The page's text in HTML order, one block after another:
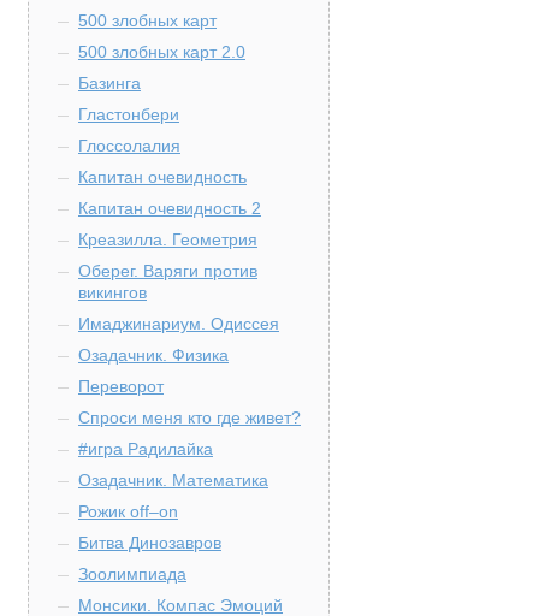
500 злобных карт
500 злобных карт 2.0
Базинга
Гластонбери
Глоссолалия
Капитан очевидность
Капитан очевидность 2
Креазилла. Геометрия
Оберег. Варяги против
викингов
Имаджинариум. Одиссея
Озадачник. Физика
Переворот
Спроси меня кто где живет?
#игра Радилайка
Озадачник. Математика
Рожик off–on
Битва Динозавров
Зоолимпиада
Монсики. Компас Эмоций